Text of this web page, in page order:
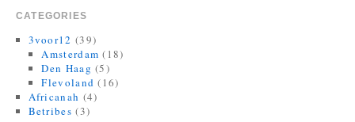
CATEGORIES
3voor12 (39)
Amsterdam (18)
Den Haag (5)
Flevoland (16)
Africanah (4)
Betribes (3)